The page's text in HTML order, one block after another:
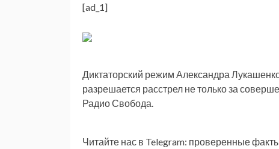
[ad_1]
Диктаторский режим Александра
разрешается расстрел не только за
Радио Свобода.
Читайте нас в Telegram: проверенные